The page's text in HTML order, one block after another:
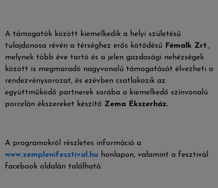
A támogatók között kiemelkedik a helyi születésű
tulajdonosa révén a térséghez erős kötődésű
Fémalk Zrt.,
melynek több éve tartó és a jelen gazdasági nehézségek
között is megmaradó nagyvonalú támogatását élvezheti a
rendezvénysorozat, és ezévben csatlakozik az
együttműködő partnerek sorába a kiemelkedő színvonalú
porcelán ékszereket készítő Zema Ékszerház.
A programokról részletes információ a
www.zemplenifesztival.hu honlapon, valamint a fesztivál
facebook oldalán található.